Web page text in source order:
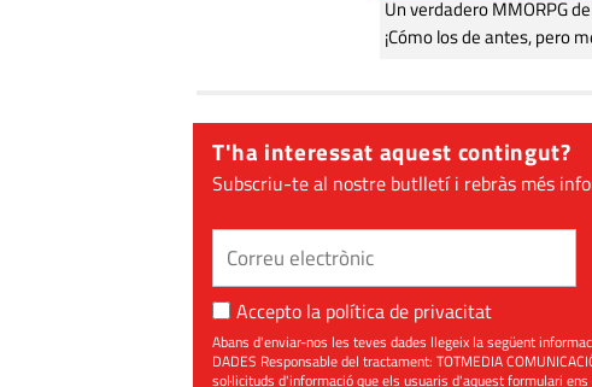
Un verdadero MMORPG
¡Cómo los de antes, pero
T'ha interessat aquest contingut?
Subscriu-te al nostre butlletí i rebràs més
Accepto la política de privacitat
Abans d'enviar-nos les teves dades llegeix la següent
DADES Responsable del tractament: TOTMEDIA
sol·licituds d'informació que els usuaris d'aquest formulari